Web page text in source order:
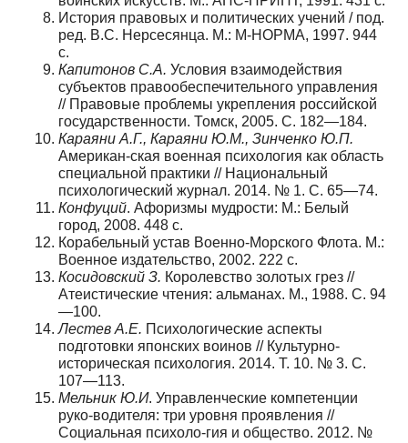
История правовых и политических учений / под.
ред. В.С. Нерсесянца. М.: М-НОРМА, 1997. 944
с.
Капитонов С.А. Условия взаимодействия
субъектов правообеспечительного управления
// Правовые проблемы укрепления российской
государственности. Томск, 2005. С. 182—184.
Караяни А.Г., Караяни Ю.М., Зинченко Ю.П.
Американ-ская военная психология как область
специальной практики // Национальный
психологический журнал. 2014. № 1. С. 65—74.
Конфуций. Афоризмы мудрости: М.: Белый
город, 2008. 448 с.
Корабельный устав Военно-Морского Флота. М.:
Военное издательство, 2002. 222 с.
Косидовский З. Королевство золотых грез //
Атеистические чтения: альманах. М., 1988. С. 94
—100.
Лестев А.Е. Психологические аспекты
подготовки японских воинов // Культурно-
историческая психология. 2014. Т. 10. № 3. С.
107—113.
Мельник Ю.И. Управленческие компетенции
руко-водителя: три уровня проявления //
Социальная психоло-гия и общество. 2012. №